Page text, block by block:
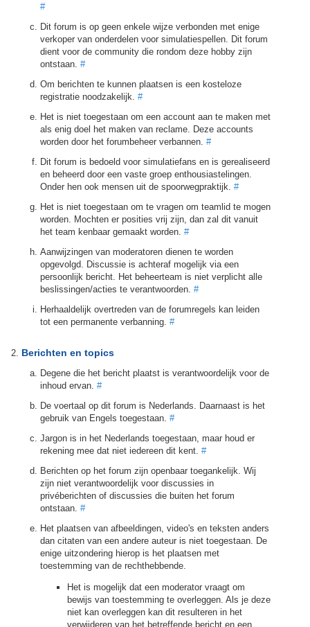
#
Dit forum is op geen enkele wijze verbonden met enige
verkoper van onderdelen voor simulatiespellen. Dit forum
dient voor de community die rondom deze hobby zijn
ontstaan. #
Om berichten te kunnen plaatsen is een kosteloze
registratie noodzakelijk. #
Het is niet toegestaan om een account aan te maken met
als enig doel het maken van reclame. Deze accounts
worden door het forumbeheer verbannen. #
Dit forum is bedoeld voor simulatiefans en is gerealiseerd
en beheerd door een vaste groep enthousiastelingen.
Onder hen ook mensen uit de spoorwegpraktijk. #
Het is niet toegestaan om te vragen om teamlid te mogen
worden. Mochten er posities vrij zijn, dan zal dit vanuit
het team kenbaar gemaakt worden. #
Aanwijzingen van moderatoren dienen te worden
opgevolgd. Discussie is achteraf mogelijk via een
persoonlijk bericht. Het beheerteam is niet verplicht alle
beslissingen/acties te verantwoorden. #
Herhaaldelijk overtreden van de forumregels kan leiden
tot een permanente verbanning. #
Berichten en topics
Degene die het bericht plaatst is verantwoordelijk voor de
inhoud ervan. #
De voertaal op dit forum is Nederlands. Daarnaast is het
gebruik van Engels toegestaan. #
Jargon is in het Nederlands toegestaan, maar houd er
rekening mee dat niet iedereen dit kent. #
Berichten op het forum zijn openbaar toegankelijk. Wij
zijn niet verantwoordelijk voor discussies in
privéberichten of discussies die buiten het forum
ontstaan. #
Het plaatsen van afbeeldingen, video's en teksten anders
dan citaten van een andere auteur is niet toegestaan. De
enige uitzondering hierop is het plaatsen met
toestemming van de rechthebbende.
Het is mogelijk dat een moderator vraagt om
bewijs van toestemming te overleggen. Als je deze
niet kan overleggen kan dit resulteren in het
verwijderen van het betreffende bericht en een